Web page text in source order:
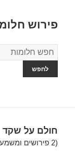
פירוש
מילון
החלומות
חולם על שקד
(2 פירושים ומשמעויות של חלומות על שקד)